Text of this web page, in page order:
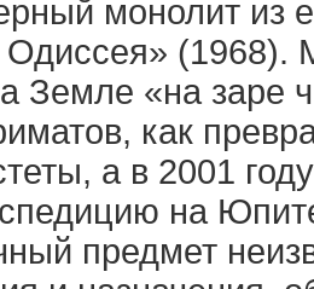
монолит из
(1968).
Земле «на заре
как
а в 2001
на
предмет